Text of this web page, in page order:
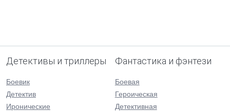
Детективы и триллеры
Боевик
Детектив
Иронические
Фантастика и фэнтези
Боевая
Героическая
Детективная